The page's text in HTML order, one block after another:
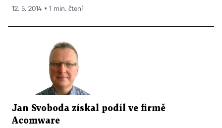
12. 5. 2014 ▪ 1 min. čtení
Jan Svoboda získal podíl ve firmě
Acomware